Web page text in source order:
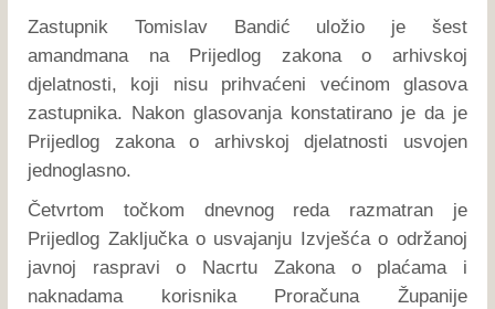
Zastupnik Tomislav Bandić uložio je šest
amandmana na Prijedlog zakona o arhivskoj
djelatnosti, koji nisu prihvaćeni većinom glasova
zastupnika. Nakon glasovanja konstatirano je da je
Prijedlog zakona o arhivskoj djelatnosti usvojen
jednoglasno.
Četvrtom točkom dnevnog reda razmatran je
Prijedlog Zaključka o usvajanju Izvješća o održanoj
javnoj raspravi o Nacrtu Zakona o plaćama i
naknadama korisnika Proračuna Županije